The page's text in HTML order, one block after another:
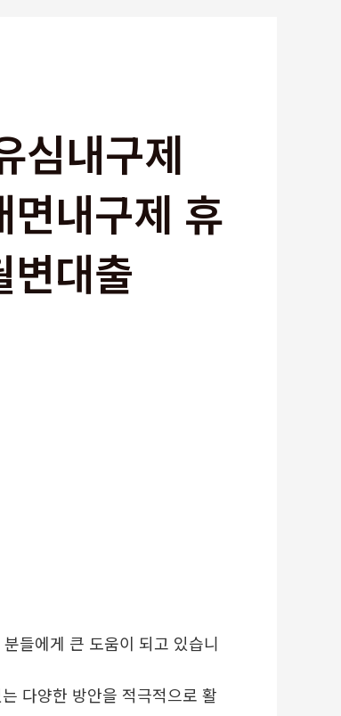
내구제
내구제 휴
대출
들에게 큰 도움이 되고 있습니
다양한 방안을 적극적으로 활